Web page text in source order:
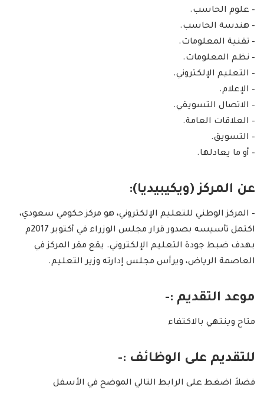
– علوم الحاسب.
– هندسة الحاسب.
– تقنية المعلومات.
– نظم المعلومات.
– التعليم الإلكتروني.
– الإعلام.
– الاتصال التسويقي.
– العلاقات العامة.
– التسويق.
– أو ما يعادلها.
عن المركز (ويكيبيديا):
– المركز الوطني للتعليم الإلكتروني، هو مركز حكومي سعودي،
اكتمل تأسيسه بصدور قرار مجلس الوزراء في أكتوبر 2017م
بهدف ضبط جودة التعليم الإلكتروني. يقع مقر المركز في
العاصمة الرياض، ويرأس مجلس إدارته وزير التعليم.
موعد التقديم :-
متاح وينتهي بالاكتفاء
للتقديم على الوظائف :-
فضلاَ اضغط على الرابط التالي الموضح في الأسفل